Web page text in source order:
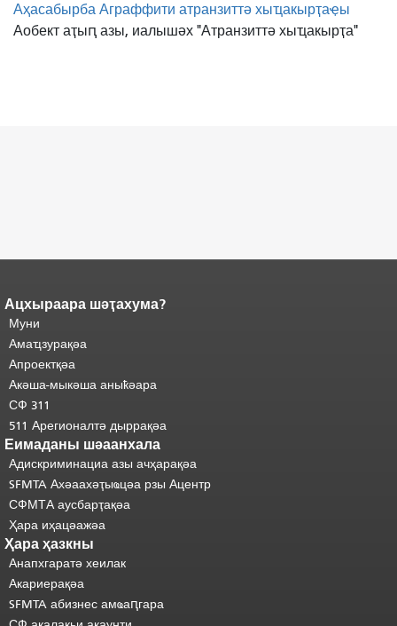
Аҳасабырба Аграффити атранзиттә хыҵакырҭаҿы
Аобект аҭыԥ азы, иалышәх "Атранзиттә хыҵакырҭа"
Ацхыраара шәҭахума?
Муни
Амаҵзурақәа
Апроектқәа
Акәша-мыкәша аныҟәара
СФ 311
511 Арегионалтә дыррақәа
Еимаданы шәаанхала
Адискриминациа азы ачҳарақәа
SFMTA Ахәаахәҭыҩцәа рзы Ацентр
СФМТА аусбарҭақәа
Ҳара иҳацәажәа
Ҳара ҳазкны
Анапхгаратә хеилак
Акариерақәа
SFMTA абизнес амҩаԥгара